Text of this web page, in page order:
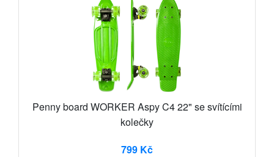
Penny board WORKER Aspy C4 22" se svítícími
kolečky
799 Kč